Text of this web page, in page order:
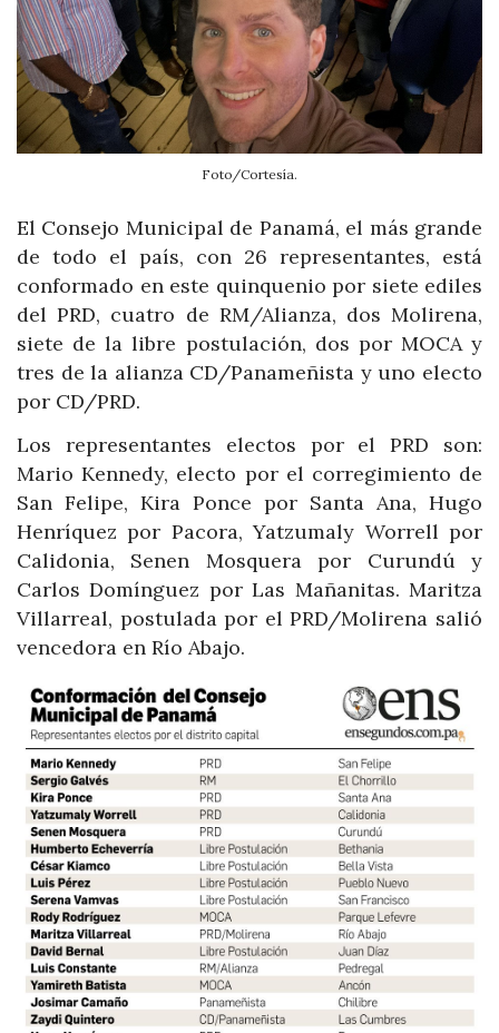
Foto/Cortesía.
El Consejo Municipal de Panamá, el más grande
de todo el país, con 26 representantes, está
conformado en este quinquenio por siete ediles
del PRD, cuatro de RM/Alianza, dos Molirena,
siete de la libre postulación, dos por MOCA y
tres de la alianza CD/Panameñista y uno electo
por CD/PRD.
Los representantes electos por el PRD son:
Mario Kennedy, electo por el corregimiento de
San Felipe, Kira Ponce por Santa Ana, Hugo
Henríquez por Pacora, Yatzumaly Worrell por
Calidonia, Senen Mosquera por Curundú y
Carlos Domínguez por Las Mañanitas. Maritza
Villarreal, postulada por el PRD/Molirena salió
vencedora en Río Abajo.